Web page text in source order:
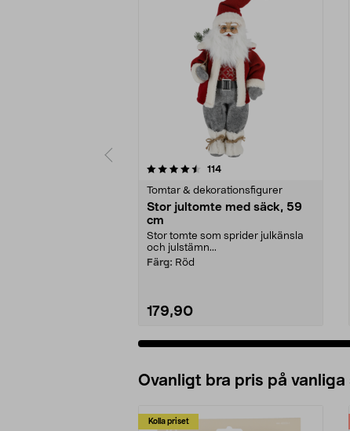
114recensioner
Tomtar & dekorationsfigurer
Stor jultomte med säck, 59
cm
Stor tomte som sprider julkänsla
och julstämn...
Färg: Röd
179,90
4.5 av 5 stjärnor
Ovanligt bra pris på vanliga
Kolla priset